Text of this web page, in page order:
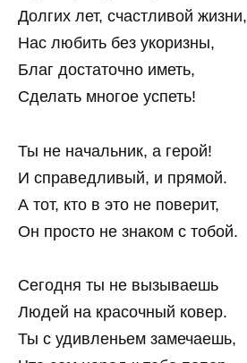
Долгих лет, счастливой жизни,
Нас любить без укоризны,
Благ достаточно иметь,
Сделать многое успеть!
Ты не начальник, а герой!
И справедливый, и прямой.
А тот, кто в это не поверит,
Он просто не знаком с тобой.
Сегодня ты не вызываешь
Людей на красочный ковер.
Ты с удивленьем замечаешь,